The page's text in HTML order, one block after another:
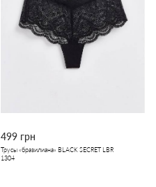
499 грн
Трусы «бразилиана» BLACK SECRET LBR
1304